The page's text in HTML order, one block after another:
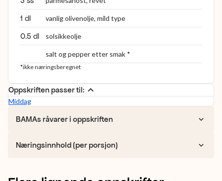
1 dl vanlig olivenolje, mild type
0.5 dl solsikkeolje
salt og pepper etter smak *
*ikke næringsberegnet
Oppskriften passer til:
Middag
BAMAs råvarer i oppskriften
Næringsinnhold (per porsjon)